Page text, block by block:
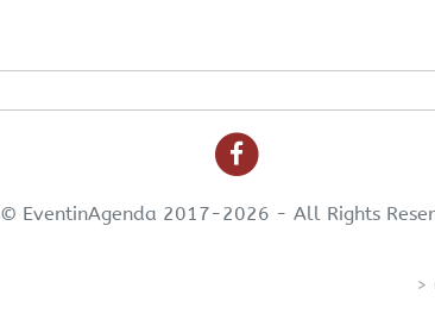
© EventinAgenda 2017-2026 - All Rights
>